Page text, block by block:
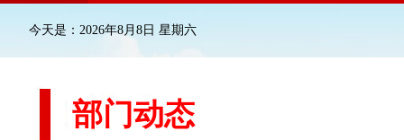
今天是：2026年8月8日 星期六
部门动态